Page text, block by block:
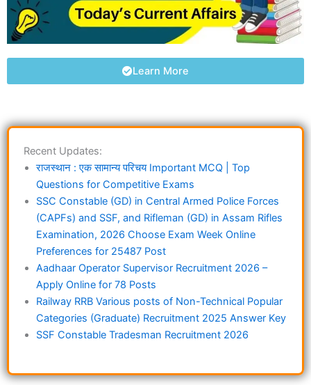
Learn More
Recent Updates:
राजस्थान : एक सामान्य परिचय Important MCQ | Top
Questions for Competitive Exams
SSC Constable (GD) in Central Armed Police Forces
(CAPFs) and SSF, and Rifleman (GD) in Assam Rifles
Examination, 2026 Choose Exam Week Online
Preferences for 25487 Post
Aadhaar Operator Supervisor Recruitment 2026 –
Apply Online for 78 Posts
Railway RRB Various posts of Non-Technical Popular
Categories (Graduate) Recruitment 2025 Answer Key
SSF Constable Tradesman Recruitment 2026